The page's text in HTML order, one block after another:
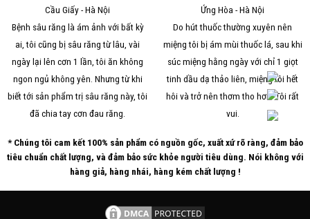
Cầu Giấy - Hà Nội
Bệnh sâu răng là ám ảnh với bất kỳ
ai, tôi cũng bị sâu răng từ lâu, vài
ngày lại lên cơn 1 lần, tôi ăn không
ngon ngủ không yên. Nhưng từ khi
biết tới sản phẩm trị sâu răng này, tôi
đã chia tay cơn đau răng.
Ứng Hòa - Hà Nội
Do hút thuốc thường xuyên nên
miệng tôi bị ám mùi thuốc lá, sau khi
súc miệng hằng ngày với chỉ 1 giọt
tinh dầu dạ thảo liên, miệng tôi hết
hôi và trở nên thơm tho hơn. Tôi rất
vui.
* Chúng tôi cam kết 100% sản phẩm có nguồn gốc, xuất xứ rõ ràng, đảm bảo
tiêu chuẩn chất lượng, và đảm bảo sức khỏe người tiêu dùng. Nói không với
hàng giả, hàng nhái, hàng kém chất lượng !